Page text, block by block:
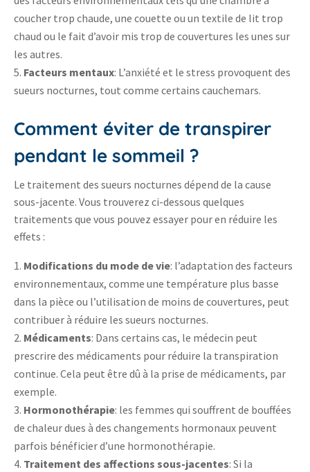
coucher trop chaude, une couette ou un textile de lit trop
chaud ou le fait d’avoir mis trop de couvertures les unes sur
les autres.
Facteurs mentaux: L’anxiété et le stress provoquent des
sueurs nocturnes, tout comme certains cauchemars.
Comment éviter de transpirer
pendant le sommeil ?
Le traitement des sueurs nocturnes dépend de la cause
sous-jacente. Vous trouverez ci-dessous quelques
traitements que vous pouvez essayer pour en réduire les
effets :
Modifications du mode de vie: l’adaptation des facteurs
environnementaux, comme une température plus basse
dans la pièce ou l’utilisation de moins de couvertures, peut
contribuer à réduire les sueurs nocturnes.
Médicaments: Dans certains cas, le médecin peut
prescrire des médicaments pour réduire la transpiration
continue. Cela peut être dû à la prise de médicaments, par
exemple.
Hormonothérapie: les femmes qui souffrent de bouffées
de chaleur dues à des changements hormonaux peuvent
parfois bénéficier d’une hormonothérapie.
Traitement des affections sous-jacentes: Si la